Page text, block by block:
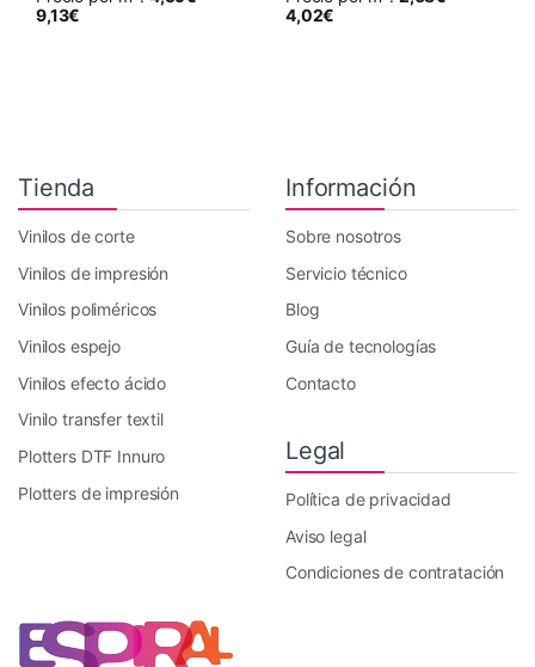
9,13€
Este producto tiene múltiples variantes. Las opciones se
4,02€
Este producto tiene múltiples
Tienda
Vinilos de corte
Vinilos de impresión
Vinilos poliméricos
Vinilos espejo
Vinilos efecto ácido
Vinilo transfer textil
Plotters DTF Innuro
Plotters de impresión
Información
Sobre nosotros
Servicio técnico
Blog
Guía de tecnologías
Contacto
Legal
Política de privacidad
Aviso legal
Condiciones de contratación